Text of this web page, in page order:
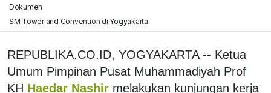
Dokumen
SM Tower and Convention di Yogyakarta.
REPUBLIKA.CO.ID, YOGYAKARTA -- Ketua
Umum Pimpinan Pusat Muhammadiyah Prof
KH Haedar Nashir melakukan kunjungan kerja